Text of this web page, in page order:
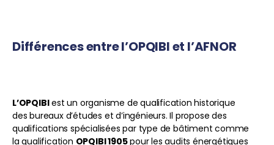
Différences entre l’OPQIBI et l’AFNOR
L’OPQIBIest un organisme de qualification historique
des bureaux d’études et d’ingénieurs. Il propose des
qualifications spécialisées par type de bâtiment comme
la qualification OPQIBI 1905pour les audits énergétiques